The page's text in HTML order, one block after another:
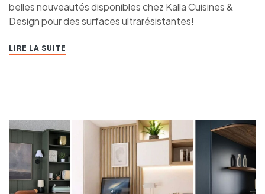
belles nouveautés disponibles chez Kalla Cuisines &
Design pour des surfaces ultrarésistantes!
LIRE LA SUITE